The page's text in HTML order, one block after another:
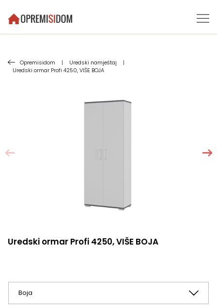
Opremisidom | Uredski namještaj
|
Uredski ormar Profi 4250, VIŠE BOJA
Uredski ormar Profi 4250, VIŠE BOJA